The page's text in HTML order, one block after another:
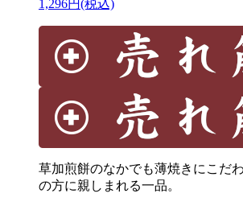
1,296円(税込)
草加煎餅のなかでも薄焼きにこだ
の方に親しまれる一品。